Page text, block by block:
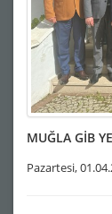
MUĞLA GİB
Pazartesi,